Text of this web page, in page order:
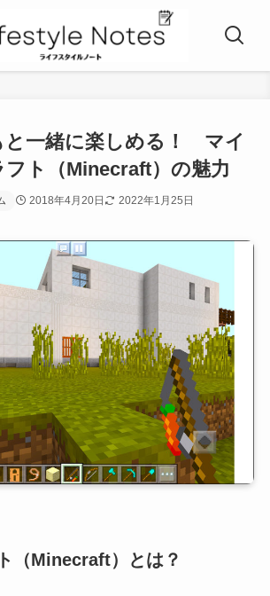
と一緒に楽しめる！ マイ
フト（Minecraft）の魅力
2018年4月20日 2022年1月25日
（Minecraft）とは？